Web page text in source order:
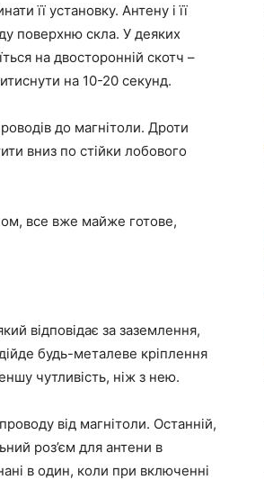
її установку. Антену і її
поверхню скла. У деяких
на двосторонній скотч –
на 10-20 секунд.
до магнітоли. Дроти
вниз по стійки лобового
все вже майже готове,
відповідає за заземлення,
будь-металеве кріплення
чутливість, ніж з нею.
від магнітоли. Останній,
роз’єм для антени в
в один, коли при включенні